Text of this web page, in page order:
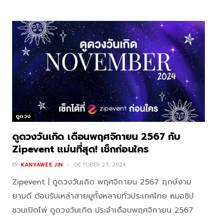
ดูดวง
ดูดวงวันเกิด เดือนพฤศจิกายน 2567 กับ
Zipevent แม่นที่สุด! เช็กก่อนใคร
BY KANYAWEE JIN OCTOBER 25, 2024
Zipevent | ดูดวงวันเกิด พฤศจิกายน 2567 ฤกษ์งาม
ยามดี ต้อนรับเหล่าสายมูทั้งหลายทั่วประเทศไทย หมอซิป
ชวนเปิดไพ่ ดูดวงวันเกิด ประจำเดือนพฤศจิกายน 2567